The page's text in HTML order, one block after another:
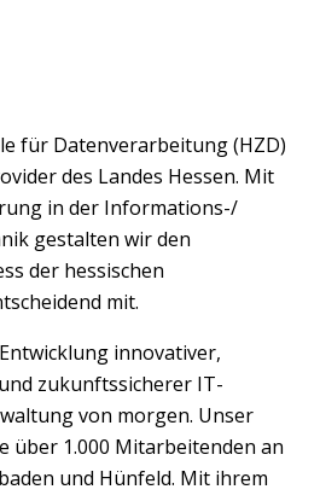
für Datenverarbeitung (HZD)
des Landes Hessen. Mit
in der Informations-/
gestalten wir den
der hessischen
mit.
innovativer,
zukunftssicherer IT-
von morgen. Unser
über 1.000 Mitarbeitenden an
und Hünfeld. Mit ihrem